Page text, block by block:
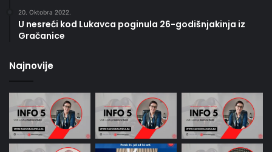
20. Oktobra 2022.
U nesreći kod Lukavca poginula 26-godišnjakinja iz
Gračanice
Najnovije